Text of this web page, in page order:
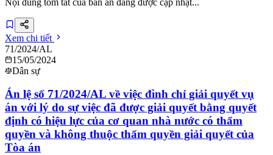
Xem chi tiết
71/2024/AL
15/05/2024
Dân sự
Án lệ số 71/2024/AL về việc đình chỉ giải quyết vụ
án với lý do sự việc đã được giải quyết bằng quyết
định có hiệu lực của cơ quan nhà nước có thẩm
quyền và không thuộc thẩm quyền giải quyết của
Tòa án